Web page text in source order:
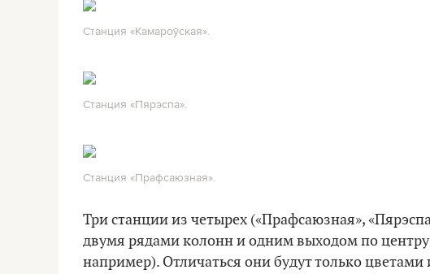
Станция «Камароўская».
Станция «Пярэспа».
Станция «Прафсаюзная».
Три станции из четырех («Прафсаюзная»,
двумя рядами колонн и одним выходом по центру
например). Отличаться они будут только